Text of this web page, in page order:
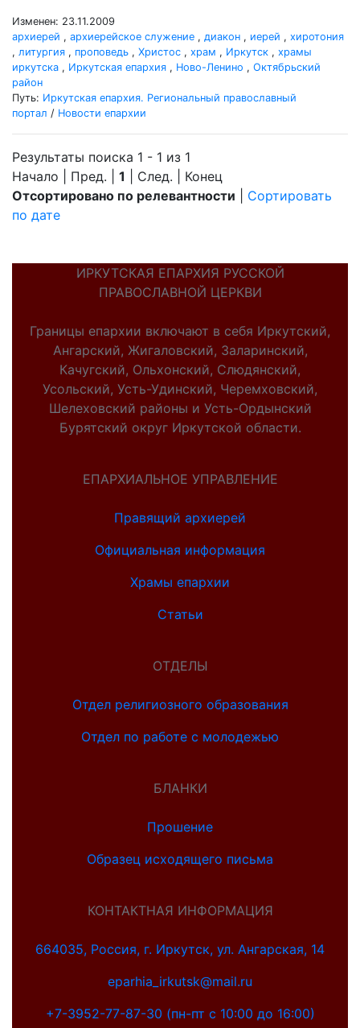
Изменен: 23.11.2009
архиерей , архиерейское служение , диакон , иерей , хиротония
, литургия , проповедь , Христос , храм , Иркутск , храмы
иркутска , Иркутская епархия , Ново-Ленино , Октябрьский
район
Путь: Иркутская епархия. Региональный православный
портал / Новости епархии
Результаты поиска 1 - 1 из 1
Начало | Пред. | 1 | След. | Конец
Отсортировано по релевантности
Сортировать
по дате
ИРКУТСКАЯ ЕПАРХИЯ РУССКОЙ
ПРАВОСЛАВНОЙ ЦЕРКВИ
Границы епархии включают в себя Иркутский,
Ангарский, Жигаловский, Заларинский,
Качугский, Ольхонский, Слюдянский,
Усольский, Усть-Удинский, Черемховский,
Шелеховский районы и Усть-Ордынский
Бурятский округ Иркутской области.
ЕПАРХИАЛЬНОЕ УПРАВЛЕНИЕ
Правящий архиерей
Официальная информация
Храмы епархии
Статьи
ОТДЕЛЫ
Отдел религиозного образования
Отдел по работе с молодежью
БЛАНКИ
Прошение
Образец исходящего письма
КОНТАКТНАЯ ИНФОРМАЦИЯ
664035, Россия, г. Иркутск, ул. Ангарская, 14
eparhia_irkutsk@mail.ru
+7-3952-77-87-30 (пн-пт с 10:00 до 16:00)